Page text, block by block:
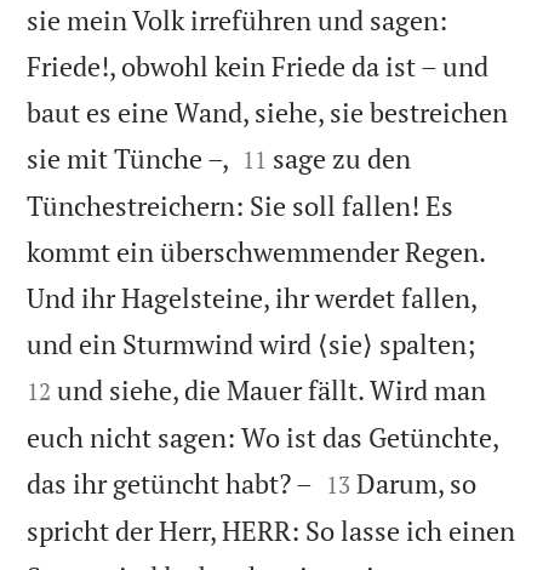
sie mein Volk irreführen und sagen:
Friede!, obwohl kein Friede da ist – und
baut es eine Wand, siehe, sie bestreichen
sie mit Tünche –, 

11 sage zu den
Tünchestreichern: Sie soll fallen! Es
kommt ein überschwemmender Regen.
Und ihr Hagelsteine, ihr werdet fallen,
und ein Sturmwind wird ⟨sie⟩ spalten;
12 und siehe, die Mauer fällt. Wird man
euch nicht sagen: Wo ist das Getünchte,
das ihr getüncht habt? – 

13 Darum, so
spricht der Herr, HERR: So lasse ich einen